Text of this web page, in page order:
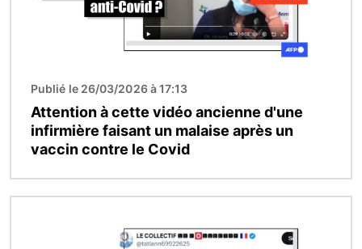
Publié le 26/03/2026 à 17:13
Attention à cette vidéo ancienne d'une
infirmière faisant un malaise après un
vaccin contre le Covid